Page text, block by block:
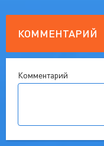
КОММЕНТАРИЙ
Комментарий